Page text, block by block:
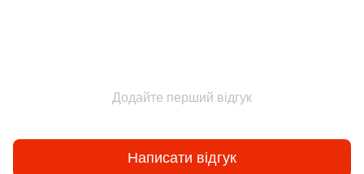
Додайте перший відгук
Написати відгук